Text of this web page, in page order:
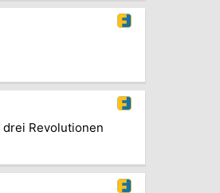
Revolutionen